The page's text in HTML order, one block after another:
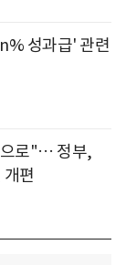
성과급' 관련
으로"… 정부,
편